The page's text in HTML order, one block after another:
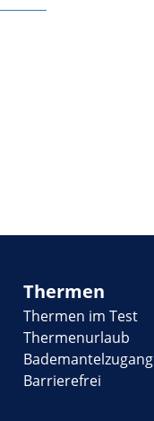
Thermen
Thermen im Test
Thermenurlaub
Bademantelzugang
Barrierefrei